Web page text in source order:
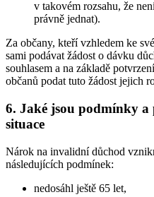
v takovém rozsahu, že
právně jednat).
Za občany, kteří vzhledem ke
sami podávat žádost o dávku
souhlasem a na základě
občanů podat tuto žádost jejich
6. Jaké jsou podmínky a
situace
Nárok na invalidní důchod
následujících podmínek:
nedosáhl ještě 65 let,